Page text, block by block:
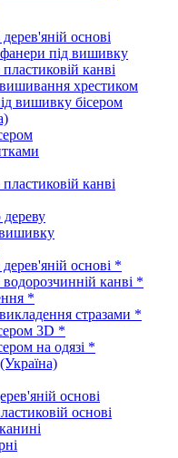
основі
під вишивку
канві
хрестиком
вишивку бісером
канві
основі *
канві *
*
стразами *
3D *
на одязі *
основі
основі